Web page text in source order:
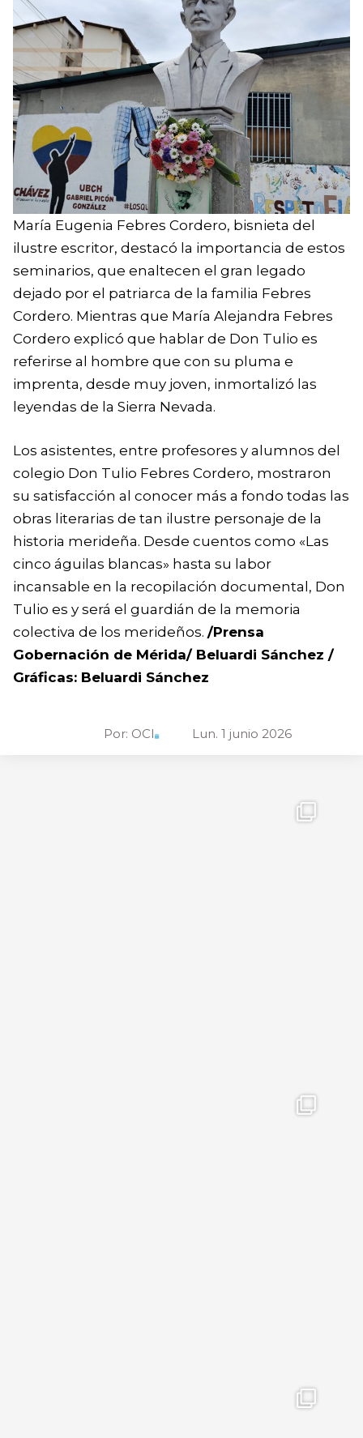
María Eugenia Febres Cordero, bisnieta del
ilustre escritor, destacó la importancia de estos
seminarios, que enaltecen el gran legado
dejado por el patriarca de la familia Febres
Cordero. Mientras que María Alejandra Febres
Cordero explicó que hablar de Don Tulio es
referirse al hombre que con su pluma e
imprenta, desde muy joven, inmortalizó las
leyendas de la Sierra Nevada.
Los asistentes, entre profesores y alumnos del
colegio Don Tulio Febres Cordero, mostraron
su satisfacción al conocer más a fondo todas las
obras literarias de tan ilustre personaje de la
historia merideña. Desde cuentos como «Las
cinco águilas blancas» hasta su labor
incansable en la recopilación documental, Don
Tulio es y será el guardián de la memoria
colectiva de los merideños. /Prensa
Gobernación de Mérida/ Beluardi Sánchez /
Gráficas: Beluardi Sánchez
Por: OCI Lun. 1 junio 2026